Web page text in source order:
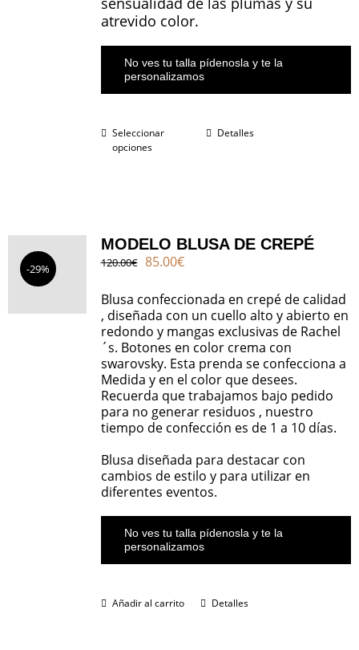
atrevido color.
No ves tu talla pídenosla y te la
personalizamos
Seleccionar
opciones
Detalles
-29%
MODELO BLUSA DE CREPÉ
120.00€ El
original
era:
120.00€.
85.00€El
actual
es:
85.00€.
Blusa confeccionada en crepé de calidad
, diseñada con un cuello alto y abierto en
redondo y mangas exclusivas de Rachel
´s. Botones en color crema con
swarovsky. Esta prenda se confecciona a
Medida y en el color que desees.
Recuerda que trabajamos bajo pedido
para no generar residuos , nuestro
tiempo de confección es de 1 a 10 días.
Blusa diseñada para destacar con
cambios de estilo y para utilizar en
diferentes eventos.
No ves tu talla pídenosla y te la
personalizamos
Añadir al carrito Detalles